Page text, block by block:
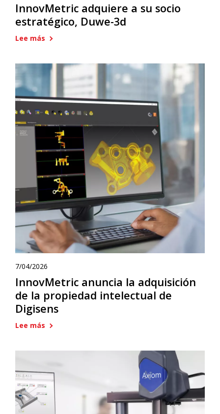
InnovMetric adquiere a su socio
estratégico, Duwe-3d
Lee más
7/04/2026
InnovMetric anuncia la adquisición
de la propiedad intelectual de
Digisens
Lee más